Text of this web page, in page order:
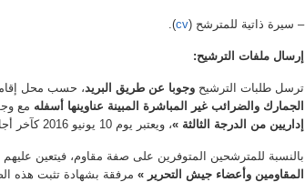
– سيرة ذاتية للمترشح (cv
).
إرسال ملفات الترشيح:
ترسل طلبات الترشيح وجوبا عن طريق البريد، حسب محل
الجمارك والضرائب غير المباشرة المبينة عناوينها أسفله مع
إداريين من الدرجة الثالثة »، ويعتبر يوم 10 يونيو 2016 كآخر أجل لقبولها (يعتد بتاريخ ختم مصالح البريد)؛
بالنسبة للمترشحين المتوفرين على صفة مقاوم، فيتعين
المقاومين وأعضاء جيش التحرير » مرفقة بشهادة تثبت هذه